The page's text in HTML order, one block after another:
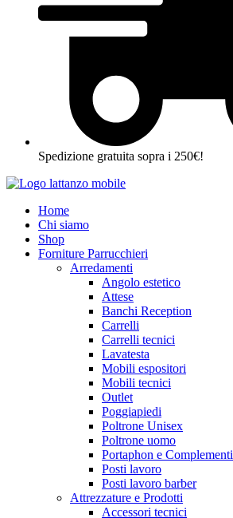
Spedizione gratuita sopra i 250€!
Home
Chi siamo
Shop
Forniture Parrucchieri
Arredamenti
Angolo estetico
Attese
Banchi Reception
Carrelli
Carrelli tecnici
Lavatesta
Mobili espositori
Mobili tecnici
Outlet
Poggiapiedi
Poltrone Unisex
Poltrone uomo
Portaphon e Complementi
Posti lavoro
Posti lavoro barber
Attrezzature e Prodotti
Accessori tecnici